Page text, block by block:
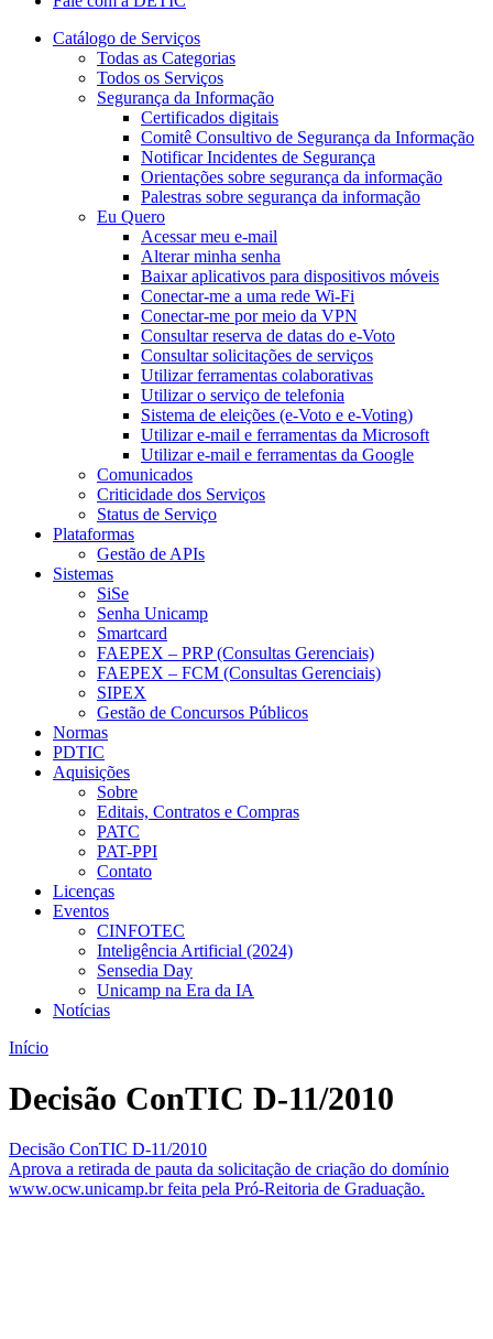
Catálogo de Serviços
Todas as Categorias
Todos os Serviços
Segurança da Informação
Certificados digitais
Comitê Consultivo de Segurança da Informação
Notificar Incidentes de Segurança
Orientações sobre segurança da informação
Palestras sobre segurança da informação
Eu Quero
Acessar meu e-mail
Alterar minha senha
Baixar aplicativos para dispositivos móveis
Conectar-me a uma rede Wi-Fi
Conectar-me por meio da VPN
Consultar reserva de datas do e-Voto
Consultar solicitações de serviços
Utilizar ferramentas colaborativas
Utilizar o serviço de telefonia
Sistema de eleições (e-Voto e e-Voting)
Utilizar e-mail e ferramentas da Microsoft
Utilizar e-mail e ferramentas da Google
Comunicados
Criticidade dos Serviços
Status de Serviço
Plataformas
Gestão de APIs
Sistemas
SiSe
Senha Unicamp
Smartcard
FAEPEX – PRP (Consultas Gerenciais)
FAEPEX – FCM (Consultas Gerenciais)
SIPEX
Gestão de Concursos Públicos
Normas
PDTIC
Aquisições
Sobre
Editais, Contratos e Compras
PATC
PAT-PPI
Contato
Licenças
Eventos
CINFOTEC
Inteligência Artificial (2024)
Sensedia Day
Unicamp na Era da IA
Notícias
Início
Decisão ConTIC D-11/2010
Decisão ConTIC D-11/2010
Aprova a retirada de pauta da solicitação de criação do domínio
www.ocw.unicamp.br feita pela Pró-Reitoria de Graduação.